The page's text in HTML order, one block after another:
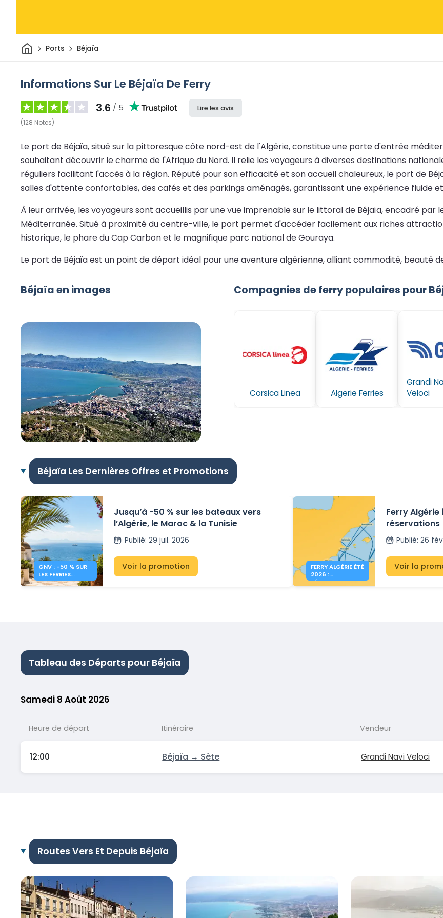
Maison
Ports Béjaïa
Informations Sur Le Béjaïa De Ferry
3.6 / 5
(128 Notes)
Lire les avis
Le port de Béjaïa, situé sur la pittoresque côte nord-est de l'Algérie, constitue une porte d'entrée
souhaitant découvrir le charme de l'Afrique du Nord. Il relie les voyageurs à diverses destinations
réguliers facilitant l'accès à la région. Réputé pour son efficacité et son accueil chaleureux, le port de
salles d'attente confortables, des cafés et des parkings aménagés, garantissant une expérience fluide
À leur arrivée, les voyageurs sont accueillis par une vue imprenable sur le littoral de Béjaïa, encadré
Méditerranée. Situé à proximité du centre-ville, le port permet d'accéder facilement aux riches
historique, le phare du Cap Carbon et le magnifique parc national de Gouraya.
Le port de Béjaïa est un point de départ idéal pour une aventure algérienne, alliant commodité, beauté
Béjaïa en images Compagnies de ferry populaires pour
Corsica Linea Algerie Ferries
Grandi
Veloci
Béjaïa Les Dernières Offres et Promotions
GNV : -50 % SUR
LES FERRIES
MAROC, TUNISIE,
Jusqu’à -50 % sur les bateaux vers
l’Algérie, le Maroc & la Tunisie
Publié: 29 juil. 2026
Voir la promotion
FERRY ALGÉRIE ÉTÉ
2026 :
RÉSERVATIONS
Ferry Algérie
réservations
Publié:26
Voir la
Tableau des Départs pour Béjaïa
Samedi 8 Août 2026
Heure de départ Itinéraire Vendeur
12:00 Béjaïa → Sète Grandi Navi Veloci
Routes Vers Et Depuis Béjaïa